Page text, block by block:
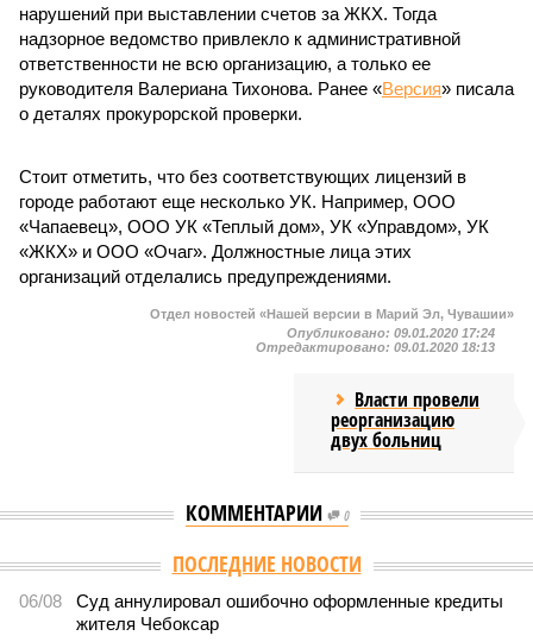
нарушений при выставлении счетов за ЖКХ. Тогда
надзорное ведомство привлекло к административной
ответственности не всю организацию, а только ее
руководителя Валериана Тихонова. Ранее «Версия» писала
о деталях прокурорской проверки.
Стоит отметить, что без соответствующих лицензий в
городе работают еще несколько УК. Например, ООО
«Чапаевец», ООО УК «Теплый дом», УК «Управдом», УК
«ЖКХ» и ООО «Очаг». Должностные лица этих
организаций отделались предупреждениями.
Отдел новостей «Нашей версии в Марий Эл, Чувашии»
Опубликовано: 09.01.2020 17:24
Отредактировано: 09.01.2020 18:13
Власти провели
реорганизацию
двух больниц
КОММЕНТАРИИ 0
ПОСЛЕДНИЕ НОВОСТИ
06/08
Суд аннулировал ошибочно оформленные кредиты
жителя Чебоксар